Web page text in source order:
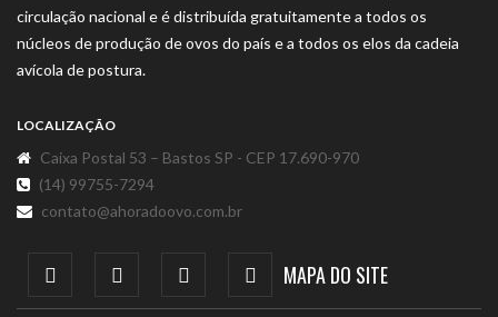
circulação nacional e é distribuída gratuitamente a todos os
núcleos de produção de ovos do país e a todos os elos da cadeia
avícola de postura.
LOCALIZAÇÃO
Caixa Postal 53 – Bastos SP - CEP 17.690-970
(14) 99755-7294
contato@ahoradoovo.com.br
MAPA DO SITE